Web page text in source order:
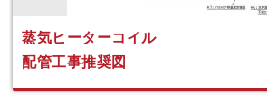
蒸気ヒーターコイル
配管工事推奨図